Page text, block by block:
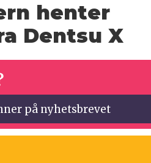
henter
Dentsu X